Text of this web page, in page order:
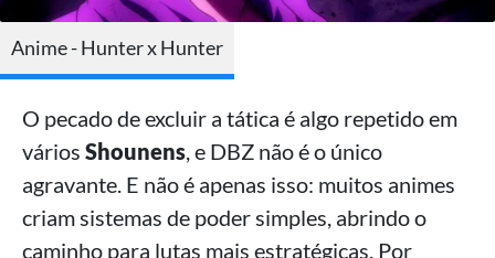
Anime - Hunter x Hunter
O pecado de excluir a tática é algo repetido em
vários Shounens, e DBZ não é o único
agravante. E não é apenas isso: muitos animes
criam sistemas de poder simples, abrindo o
caminho para lutas mais estratégicas. Por